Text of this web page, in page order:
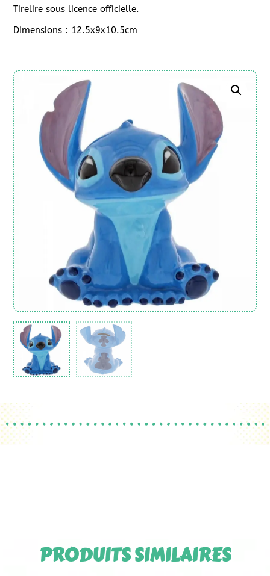
Tirelire sous licence officielle.
Dimensions : 12.5x9x10.5cm
PRODUITS SIMILAIRES